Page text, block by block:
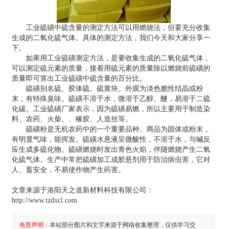
工业硫磺中硫含量的测定方法可以用燃烧法，但要充分收集
生成的二氧化硫气体。具体的测定方法，我们今天和大家分享一
下。
如果用工业硫磺测定方法，是要收集生成的二氧化硫气体，
可以测定硫元素的质量，接着用硫元素的质量除以燃烧前硫磺的
质量即可算出工业硫磺中硫含量的百分比。
硫磺别名硫、胶体硫、硫黄块。外观为淡色脆性结晶或粉
末，有特殊臭味。硫磺不溶于水，微溶于乙醇、醚，易溶于二硫
化碳。工业硫磺厂家表示，因为硫磺易燃，所以主要用于制造染
料、农药、火柴、、橡胶、人造丝等。
硫磺粉是无机农药中的一个重要品种。商品为固体或粉末，
有明显气味，能挥发。硫磺水悬液呈微酸性，不溶于水，与碱反
应生成多硫化物。硫磺燃烧时发出青色火焰，伴随燃烧产生二氧
化硫气体。生产中常把硫磺加工成胶悬剂用于防治病虫害，它对
人、畜安全，不易使作物产生药害。
文章来源于洛阳天之道新材料科技有限公司：
http://www.tzdxcl.com
免责声明：本站部分图片和文字来源于网络收集整理，仅供学习交